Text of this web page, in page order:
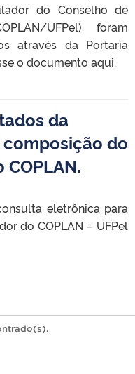
do Conselho de
UFPel) foram
através da Portaria
o documento aqui.
da
do
eletrônica para
do COPLAN – UFPel